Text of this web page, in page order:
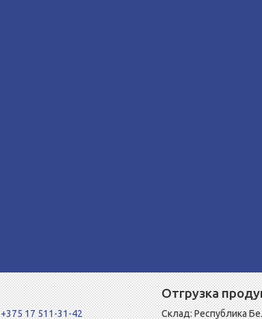
+375 17 511-31-42
Отгрузка
Склад: Республика